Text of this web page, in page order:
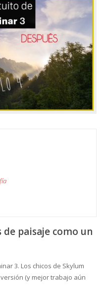
paisaje como un
3. Los chicos de Skylum
(y mejor trabajo aún